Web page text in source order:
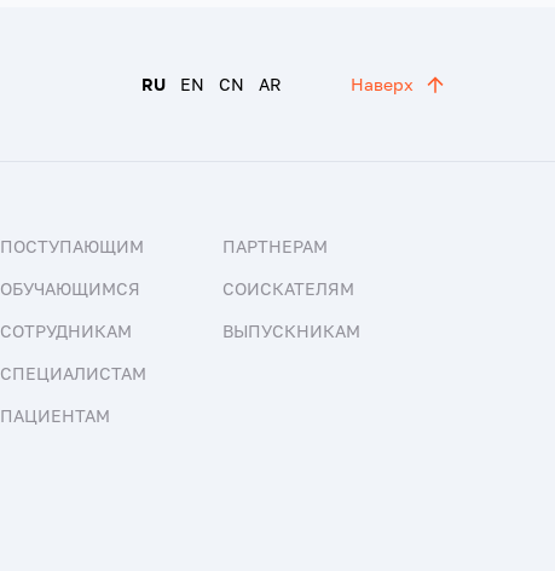
RU EN CN AR Наверх
ПОСТУПАЮЩИМ
ОБУЧАЮЩИМСЯ
СОТРУДНИКАМ
СПЕЦИАЛИСТАМ
ПАЦИЕНТАМ
ПАРТНЕРАМ
СОИСКАТЕЛЯМ
ВЫПУСКНИКАМ